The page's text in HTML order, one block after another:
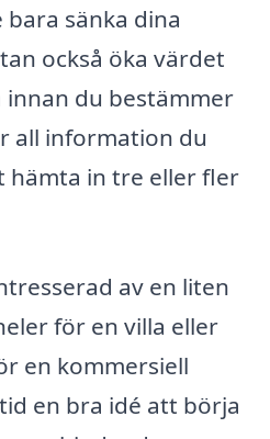
sänka dina
också öka värdet
innan du bestämmer
all information du
hämta in tre eller fler
av en liten
för en villa eller
en kommersiell
en bra idé att börja